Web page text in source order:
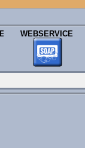
WEBSERVICE